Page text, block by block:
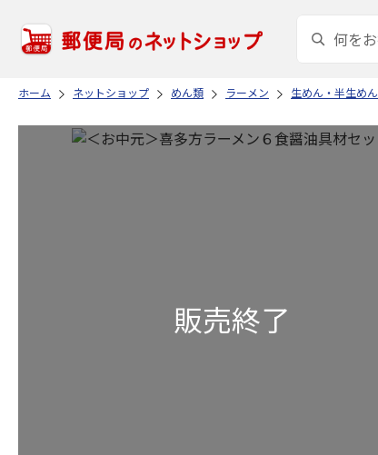
ホーム ネットショップ めん類 ラーメン 生めん・半生めん